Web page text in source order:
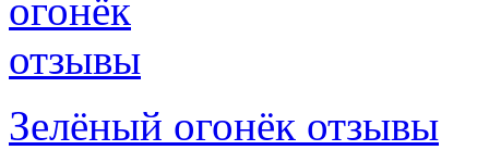
Зелёный огонёк отзывы